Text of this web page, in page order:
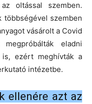
oltással szemben.
többségével szemben
vásárolt a Covid
eladni
is, ezért meghívták a
intézetbe.
ellenére azt az